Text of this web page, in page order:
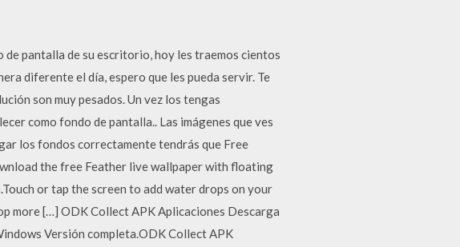
pantalla de su escritorio, hoy les traemos cientos
diferente el día, espero que les pueda servir. Te
son muy pesados. Un vez los tengas
como fondo de pantalla.. Las imágenes que ves
los fondos correctamente tendrás que Free
the free Feather live wallpaper with floating
or tap the screen to add water drops on your
more […] ODK Collect APK Aplicaciones Descarga
Versión completa.ODK Collect APK